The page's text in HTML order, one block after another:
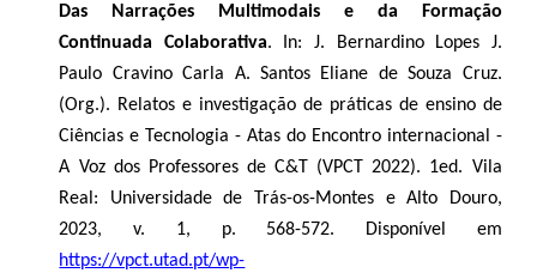
Das Narrações Multimodais e da Formação
Continuada Colaborativa. In: J. Bernardino Lopes J.
Paulo Cravino Carla A. Santos Eliane de Souza Cruz.
(Org.). Relatos e investigação de práticas de ensino de
Ciências e Tecnologia - Atas do Encontro internacional -
A Voz dos Professores de C&T (VPCT 2022). 1ed. Vila
Real: Universidade de Trás-os-Montes e Alto Douro,
2023, v. 1, p. 568-572. Disponível em
https://vpct.utad.pt/wp-